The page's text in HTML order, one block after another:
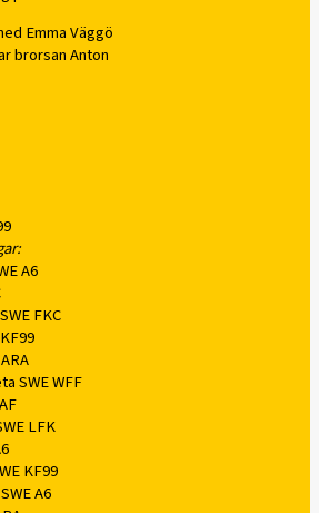
Emma Väggö
brorsan Anton
A6
FKC
SWE WFF
LFK
KF99
A6